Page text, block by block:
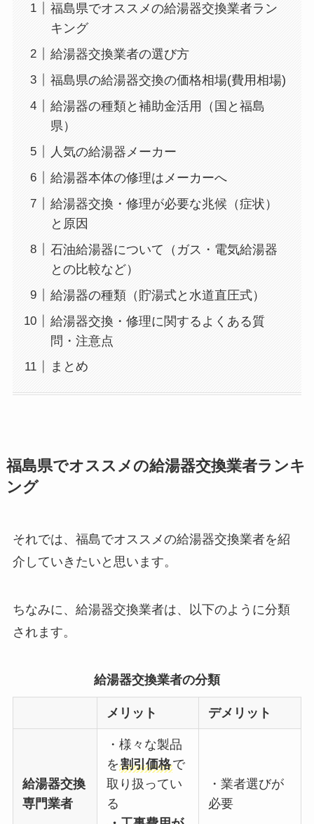
福島県でオススメの給湯器交換業者ラン
キング
給湯器交換業者の選び方
福島県の給湯器交換の価格相場(費用相場)
給湯器の種類と補助金活用（国と福島
県）
人気の給湯器メーカー
給湯器本体の修理はメーカーへ
給湯器交換・修理が必要な兆候（症状）
と原因
石油給湯器について（ガス・電気給湯器
との比較など）
給湯器の種類（貯湯式と水道直圧式）
給湯器交換・修理に関するよくある質
問・注意点
まとめ
福島県でオススメの給湯器交換業者ランキ
ング
それでは、福島でオススメの給湯器交換業者を紹
介していきたいと思います。
ちなみに、給湯器交換業者は、以下のように分類
されます。
給湯器交換業者の分類
メリット デメリット
給湯器交換
専門業者
・様々な製品
を割引価格で
取り扱ってい
る
・業者選びが
必要